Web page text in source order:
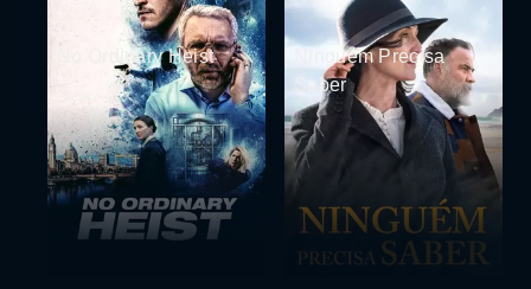
No Ordinary Heist
Ninguém Precisa
Saber